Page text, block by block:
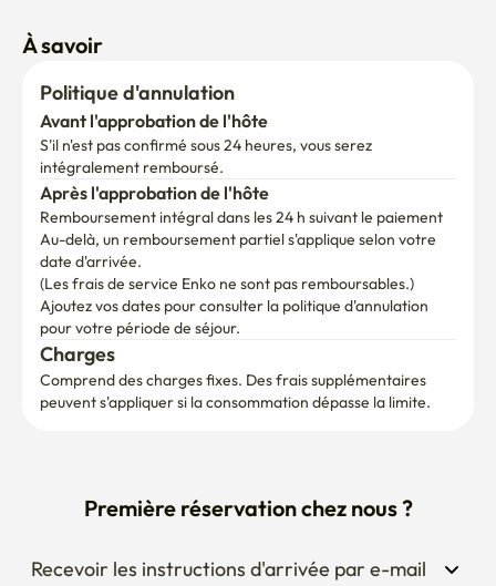
À savoir
Politique d'annulation
Avant l'approbation de l'hôte
S'il n'est pas confirmé sous 24 heures, vous serez
intégralement remboursé.
Après l'approbation de l'hôte
Remboursement intégral dans les 24 h suivant le paiement
Au-delà, un remboursement partiel s'applique selon votre
date d'arrivée.
(Les frais de service Enko ne sont pas remboursables.)
Ajoutez vos dates pour consulter la politique d'annulation
pour votre période de séjour.
Charges
Comprend des charges fixes. Des frais supplémentaires
peuvent s'appliquer si la consommation dépasse la limite.
Première réservation chez nous ?
Recevoir les instructions d'arrivée par e-mail